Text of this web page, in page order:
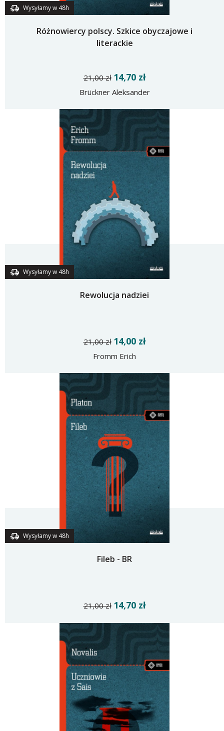
Wysyłamy w 48h
Różnowiercy polscy. Szkice obyczajowe i
literackie
21,00 zł 14,70 zł
Brückner Aleksander
Wysyłamy w 48h
Rewolucja nadziei
21,00 zł 14,00 zł
Fromm Erich
Wysyłamy w 48h
Fileb - BR
21,00 zł 14,70 zł